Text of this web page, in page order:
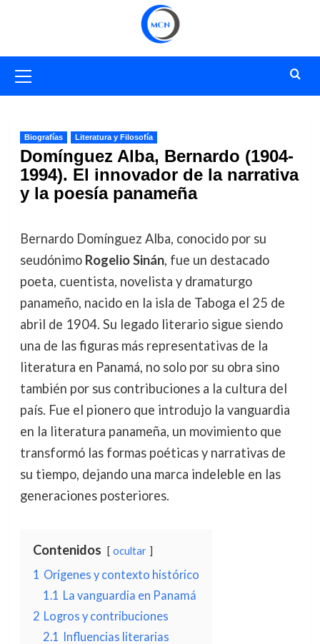
primario
Biografías Literatura y Filosofía
Domínguez Alba, Bernardo (1904-
1994). El innovador de la narrativa
y la poesía panameña
Bernardo Domínguez Alba, conocido por su
seudónimo Rogelio Sinán, fue un destacado
poeta, cuentista, novelista y dramaturgo
panameño, nacido en la isla de Taboga el 25 de
abril de 1904. Su legado literario sigue siendo
una de las figuras más representativas de la
literatura en Panamá, no solo por su obra sino
también por sus contribuciones a la cultura del
país. Fue el pionero que introdujo la vanguardia
en la literatura panameña, un movimiento que
transformó las formas poéticas y narrativas de
su tiempo, dejando una marca indeleble en las
generaciones posteriores.
Contenidos ocultar
1 Orígenes y contexto histórico
1.1 La vanguardia en Panamá
2 Logros y contribuciones
2.1 Influencias literarias